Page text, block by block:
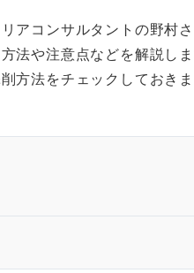
アコンサルタントの野村
法や注意点などを解説し
方法をチェックしておきま